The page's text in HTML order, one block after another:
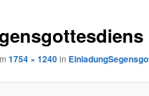
1754 × 1240in